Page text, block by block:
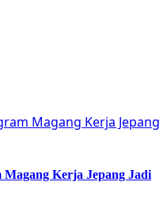
Kerja Jepang Jadi